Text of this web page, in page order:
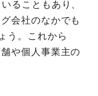
ることもあり、
会社のなかでも
う。これから
や個人事業主の